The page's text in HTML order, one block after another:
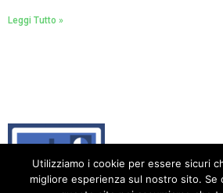
Leggi Tutto »
Utilizziamo i cookie per essere sicuri
migliore esperienza sul nostro sito. Se